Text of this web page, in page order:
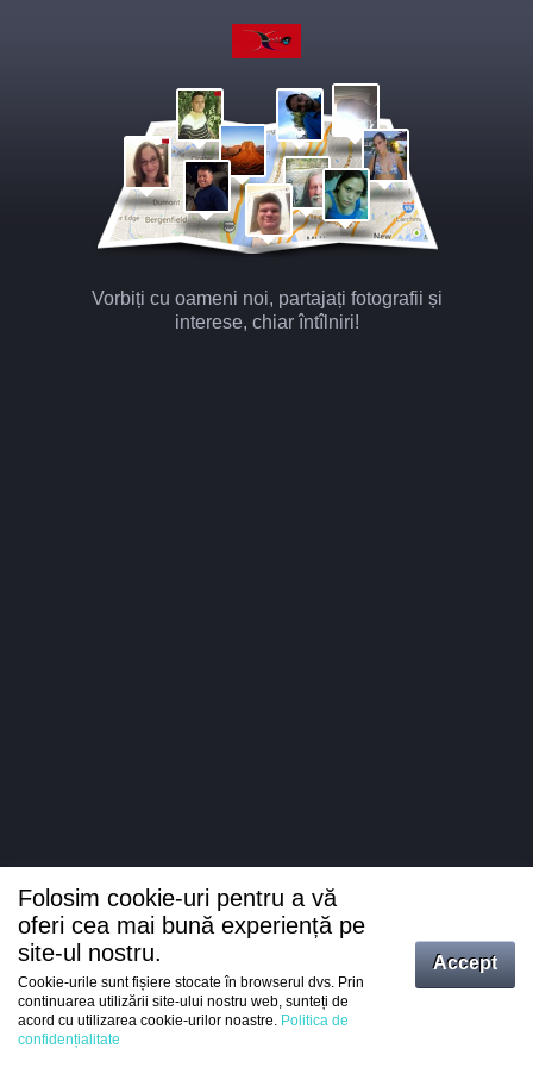
Vorbiți cu oameni noi, partajați fotografii și
interese, chiar întîlniri!
Intrați
Folosim cookie-uri pentru a vă
oferi cea mai bună experiență pe
site-ul nostru.
Cookie-urile sunt fișiere stocate în browserul dvs. Prin
continuarea utilizării site-ului nostru web, sunteți de
acord cu utilizarea cookie-urilor noastre. Politica de
confidențialitate
Accept